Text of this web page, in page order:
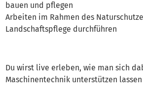
bauen und pflegen
Arbeiten im Rahmen des
Landschaftspflege durchführen
Du wirst live erleben, wie man sich
Maschinentechnik unterstützen lassen